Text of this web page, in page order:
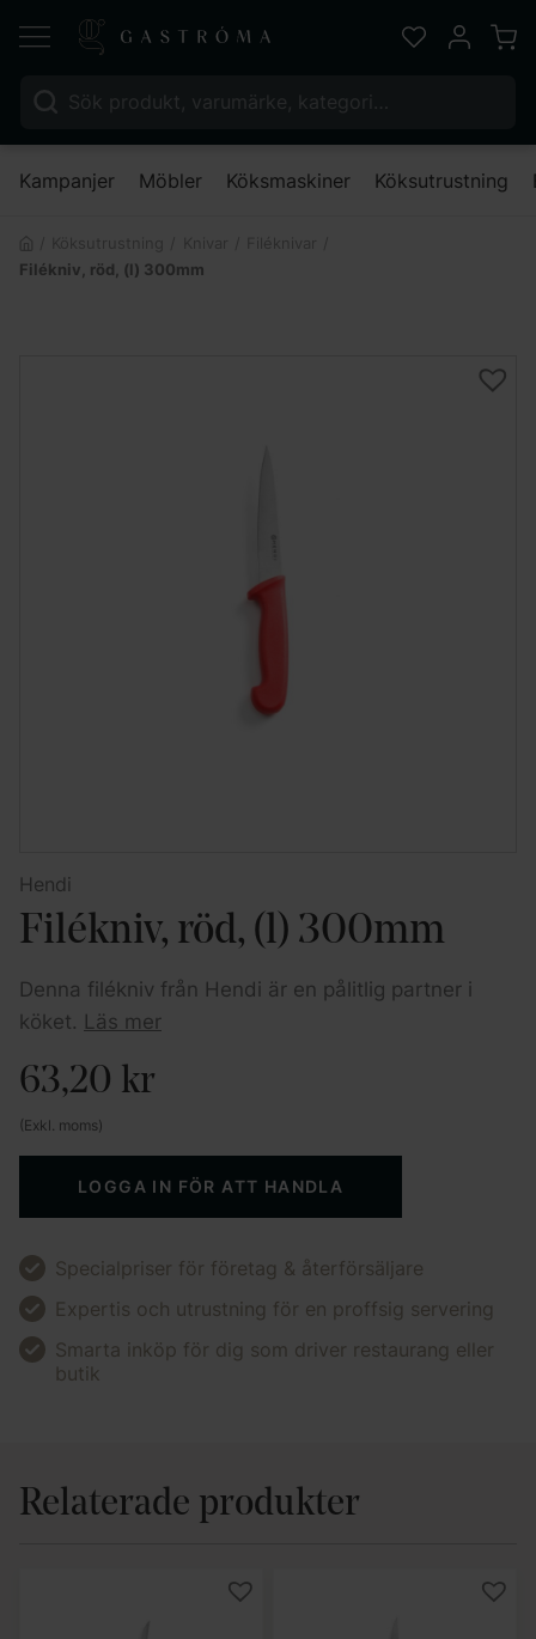
Sök efter:
Favoriter
Mitt
Kampanjer Möbler Köksmaskiner Köksutrustning
Filékniv, röd, (l) 300mm
Hendi
Filékniv, röd, (l) 300mm
Denna filékniv från Hendi är en pålitlig partner i
köket. Läs mer
63,20 kr
(Exkl. moms)
LOGGA IN FÖR ATT HANDLA
Specialpriser för företag & återförsäljare
Expertis och utrustning för en proffsig servering
Smarta inköp för dig som driver restaurang eller
butik
Relaterade produkter